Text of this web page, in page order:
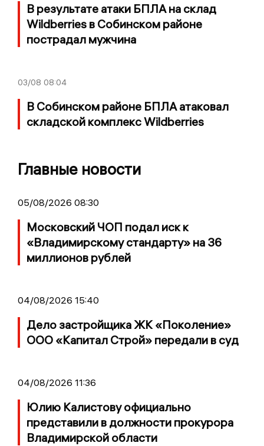
В результате атаки БПЛА на склад
Wildberries в Собинском районе
пострадал мужчина
03/08 08:04
В Собинском районе БПЛА атаковал
складской комплекс Wildberries
Главные новости
05/08/2026 08:30
Московский ЧОП подал иск к
«Владимирскому стандарту» на 36
миллионов рублей
04/08/2026 15:40
Дело застройщика ЖК «Поколение»
ООО «Капитал Строй» передали в суд
04/08/2026 11:36
Юлию Калистову официально
представили в должности прокурора
Владимирской области